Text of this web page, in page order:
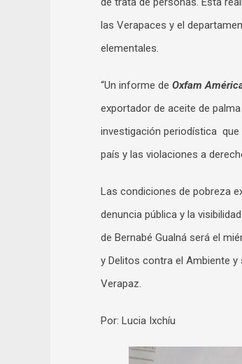
las Verapaces y el
elementales.
“Un informe de Oxfam
exportador de aceite de
investigación periodística que
país y las violaciones a
Las condiciones de pobreza
denuncia pública y la
de Bernabé Gualná será el
y Delitos contra el Ambiente y
Verapaz.
Por: Lucia Ixchíu